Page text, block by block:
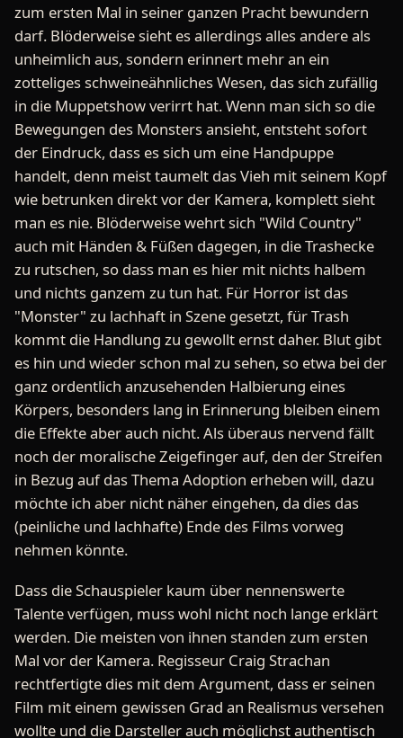
zum ersten Mal in seiner ganzen Pracht bewundern
darf. Blöderweise sieht es allerdings alles andere als
unheimlich aus, sondern erinnert mehr an ein
zotteliges schweineähnliches Wesen, das sich zufällig
in die Muppetshow verirrt hat. Wenn man sich so die
Bewegungen des Monsters ansieht, entsteht sofort
der Eindruck, dass es sich um eine Handpuppe
handelt, denn meist taumelt das Vieh mit seinem Kopf
wie betrunken direkt vor der Kamera, komplett sieht
man es nie. Blöderweise wehrt sich "Wild Country"
auch mit Händen & Füßen dagegen, in die Trashecke
zu rutschen, so dass man es hier mit nichts halbem
und nichts ganzem zu tun hat. Für Horror ist das
"Monster" zu lachhaft in Szene gesetzt, für Trash
kommt die Handlung zu gewollt ernst daher. Blut gibt
es hin und wieder schon mal zu sehen, so etwa bei der
ganz ordentlich anzusehenden Halbierung eines
Körpers, besonders lang in Erinnerung bleiben einem
die Effekte aber auch nicht. Als überaus nervend fällt
noch der moralische Zeigefinger auf, den der Streifen
in Bezug auf das Thema Adoption erheben will, dazu
möchte ich aber nicht näher eingehen, da dies das
(peinliche und lachhafte) Ende des Films vorweg
nehmen könnte.
Dass die Schauspieler kaum über nennenswerte
Talente verfügen, muss wohl nicht noch lange erklärt
werden. Die meisten von ihnen standen zum ersten
Mal vor der Kamera. Regisseur Craig Strachan
rechtfertigte dies mit dem Argument, dass er seinen
Film mit einem gewissen Grad an Realismus versehen
wollte und die Darsteller auch möglichst authentisch